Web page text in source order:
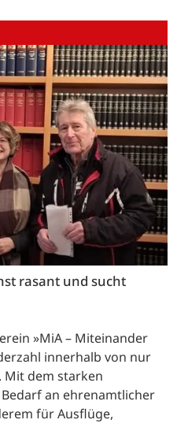
rasant und sucht
»MiA – Miteinander
innerhalb von nur
Mit dem starken
an ehrenamtlicher
für Ausflüge,